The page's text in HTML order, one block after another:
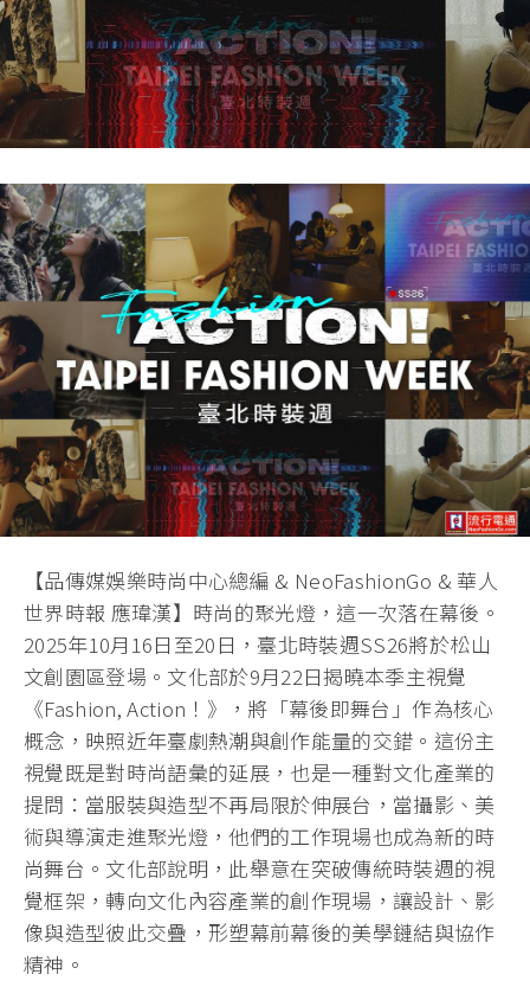
【品傳媒娛樂時尚中心總編 & NeoFashionGo & 華人
世界時報 應瑋漢】時尚的聚光燈，這一次落在幕後。
2025年10月16日至20日，臺北時裝週SS26將於松山
文創園區登場。文化部於9月22日揭曉本季主視覺
《Fashion, Action！》，將「幕後即舞台」作為核心
概念，映照近年臺劇熱潮與創作能量的交錯。這份主
視覺既是對時尚語彙的延展，也是一種對文化產業的
提問：當服裝與造型不再局限於伸展台，當攝影、美
術與導演走進聚光燈，他們的工作現場也成為新的時
尚舞台。文化部說明，此舉意在突破傳統時裝週的視
覺框架，轉向文化內容產業的創作現場，讓設計、影
像與造型彼此交疊，形塑幕前幕後的美學鏈結與協作
精神。